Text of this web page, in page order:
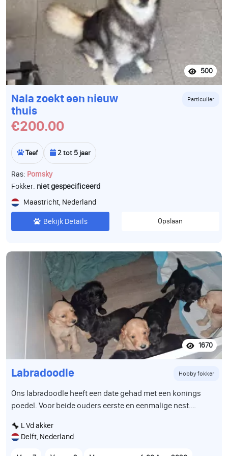
500
Nala zoekt een nieuw
thuis
Particulier
€200.00
Teef 2 tot 5 jaar
Ras: Pomsky
Fokker: niet gespecificeerd
Maastricht, Nederland
Bekijk Details Opslaan
1670
Labradoodle Hobby fokker
Ons labradoodle heeft een date gehad met een konings
poedel. Voor beide ouders eerste en eenmalige nest.
gekomen. We hebben 2 teefjes en 7 reutjes beschikbaar Ze
groeien op in huiselijke kring met andere dieren en
L Vd akker
Delft, Nederland